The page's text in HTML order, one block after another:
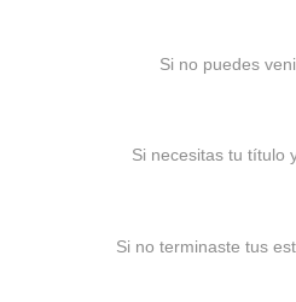
Si no puedes
Si necesitas tu título
Si no terminaste tus